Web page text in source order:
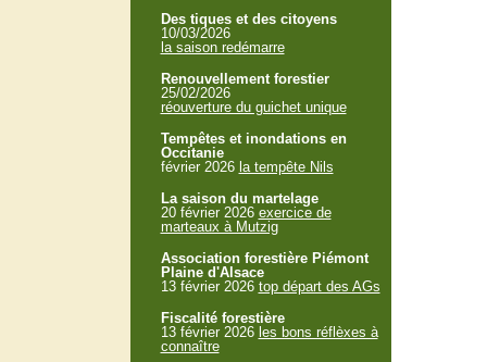
Des tiques et des citoyens
10/03/2026
la saison redémarre
Renouvellement forestier
25/02/2026
réouverture du guichet unique
Tempêtes et inondations en
Occitanie
février 2026 la tempête Nils
La saison du martelage
20 février 2026 exercice de
marteaux à Mutzig
Association forestière Piémont
Plaine d'Alsace
13 février 2026 top départ des AGs
Fiscalité forestière
13 février 2026 les bons réflèxes à
connaître